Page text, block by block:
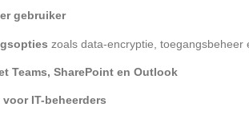
gebruiker
zoals data-encryptie, toegangsbeheer
Teams, SharePoint en Outlook
IT-beheerders